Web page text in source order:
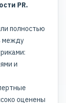
PR.
полностью
между
и
оценены